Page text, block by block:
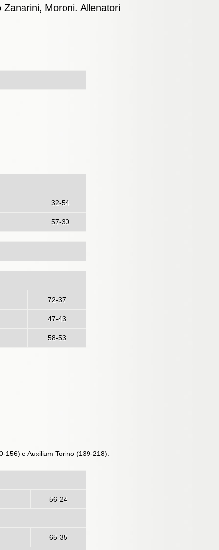
Moroni. Allenatori
32-54
57-30
72-37
47-43
58-53
e Auxilium Torino (139-218).
56-24
65-35